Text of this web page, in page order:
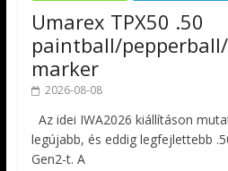
Umarex TPX50 .50
paintball/
marker
2026-08-08
Az idei IWA2026 kiállításon
legújabb, és eddig legfejlettebb
Gen2-t. A